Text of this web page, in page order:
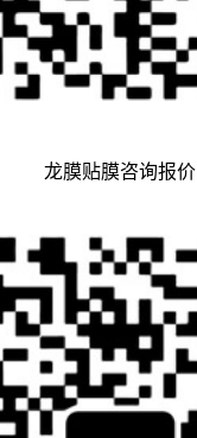
龙膜贴膜咨询报价